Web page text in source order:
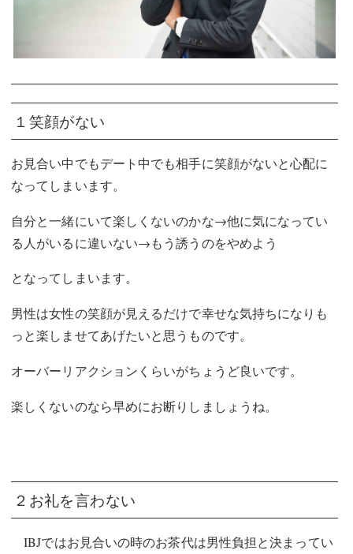
１笑顔がない
お見合い中でもデート中でも相手に笑顔がないと心配に
なってしまいます。
自分と一緒にいて楽しくないのかな→他に気になってい
る人がいるに違いない→もう誘うのをやめよう
となってしまいます。
男性は女性の笑顔が見えるだけで幸せな気持ちになりも
っと楽しませてあげたいと思うものです。
オーバーリアクションくらいがちょうど良いです。
楽しくないのなら早めにお断りしましょうね。
２お礼を言わない
IBJではお見合いの時のお茶代は男性負担と決まってい